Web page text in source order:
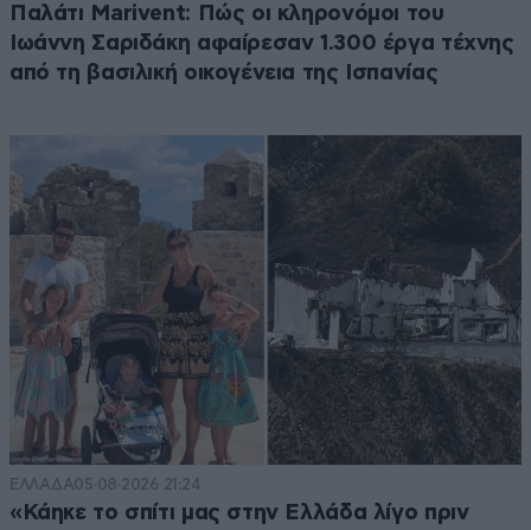
Παλάτι Marivent: Πώς οι κληρονόμοι του
Ιωάννη Σαριδάκη αφαίρεσαν 1.300 έργα τέχνης
από τη βασιλική οικογένεια της Ισπανίας
ΕΛΛΑΔΑ05·08·2026 21:24
«Κάηκε το σπίτι μας στην Ελλάδα λίγο πριν